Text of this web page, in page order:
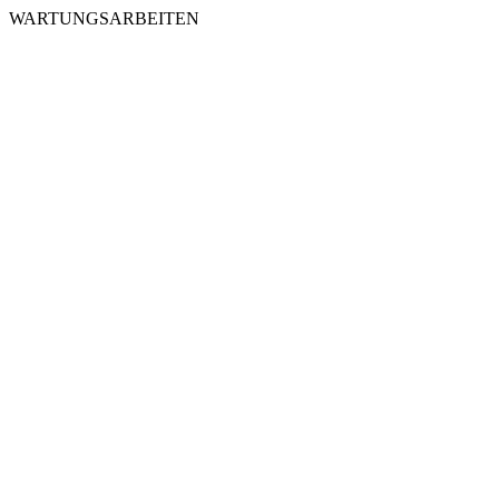
WARTUNGSARBEITEN